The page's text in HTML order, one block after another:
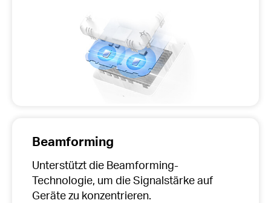
Beamforming
Unterstützt die Beamforming-
Technologie, um die Signalstärke auf
Geräte zu konzentrieren.